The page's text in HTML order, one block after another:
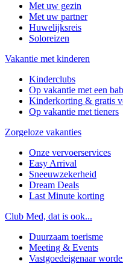
Met uw gezin
Met uw partner
Huwelijksreis
Soloreizen
Vakantie met kinderen
Kinderclubs
Op vakantie met een
Kinderkorting & gratis
Op vakantie met tieners
Zorgeloze vakanties
Onze vervoerservices
Easy Arrival
Sneeuwzekerheid
Dream Deals
Last Minute korting
Club Med, dat is ook...
Duurzaam toerisme
Meeting & Events
Vastgoedeigenaar